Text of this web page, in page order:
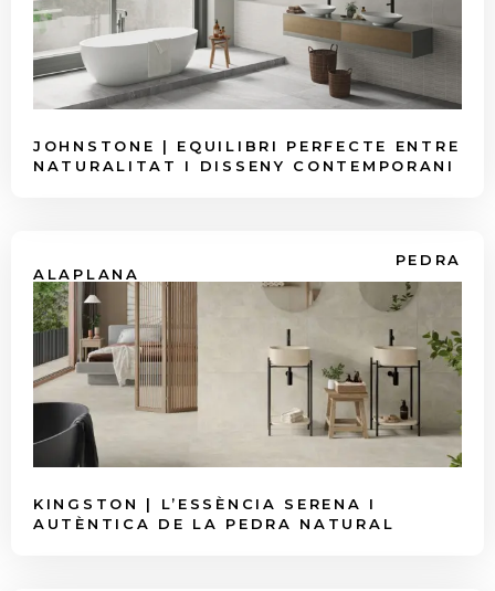
JOHNSTONE | EQUILIBRI PERFECTE ENTRE
NATURALITAT I DISSENY CONTEMPORANI
PEDRA
ALAPLANA
KINGSTON | L’ESSÈNCIA SERENA I
AUTÈNTICA DE LA PEDRA NATURAL